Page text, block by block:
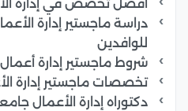
أفضل تخصص في إدارة
للوافدين
شروط ماجستير إدارة
تخصصات ماجستير إدارة
دكتوراه إدارة الأعمال